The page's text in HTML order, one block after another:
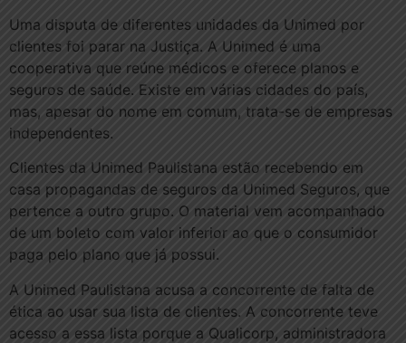
Uma disputa de diferentes unidades da Unimed por
clientes foi parar na Justiça. A Unimed é uma
cooperativa que reúne médicos e oferece planos e
seguros de saúde. Existe em várias cidades do país,
mas, apesar do nome em comum, trata-se de empresas
independentes.
Clientes da Unimed Paulistana estão recebendo em
casa propagandas de seguros da Unimed Seguros, que
pertence a outro grupo. O material vem acompanhado
de um boleto com valor inferior ao que o consumidor
paga pelo plano que já possui.
A Unimed Paulistana acusa a concorrente de falta de
ética ao usar sua lista de clientes. A concorrente teve
acesso a essa lista porque a Qualicorp, administradora